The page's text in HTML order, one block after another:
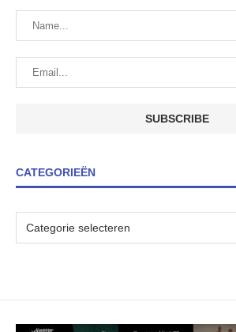
CATEGORIEËN